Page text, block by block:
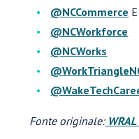
@NCCommerce
@NCWorkforce
@NCWorks
Fonte originale:WRAL